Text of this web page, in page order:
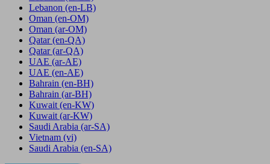
Lebanon (en-LB)
Oman (en-OM)
Oman (ar-OM)
Qatar (en-QA)
Qatar (ar-QA)
UAE (ar-AE)
UAE (en-AE)
Bahrain (en-BH)
Bahrain (ar-BH)
Kuwait (en-KW)
Kuwait (ar-KW)
Saudi Arabia (ar-SA)
Vietnam (vi)
Saudi Arabia (en-SA)